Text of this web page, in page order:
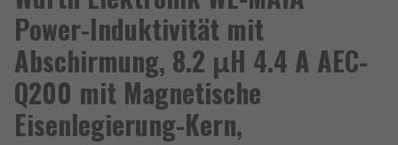
Power-Induktivität mit
Abschirmung, 8.2 μH 4.4 A AEC-
Q200 mit Magnetische
Eisenlegierung-Kern,